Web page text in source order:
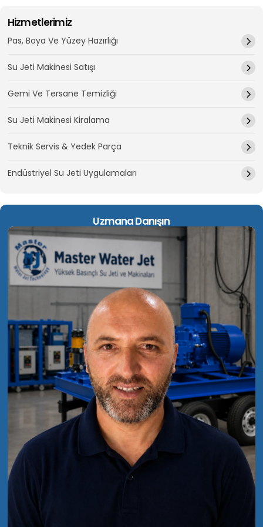
Hizmetlerimiz
Pas, Boya Ve Yüzey Hazırlığı
Su Jeti Makinesi Satışı
Gemi Ve Tersane Temizliği
Su Jeti Makinesi Kiralama
Teknik Servis & Yedek Parça
Endüstriyel Su Jeti Uygulamaları
Uzmana Danışın